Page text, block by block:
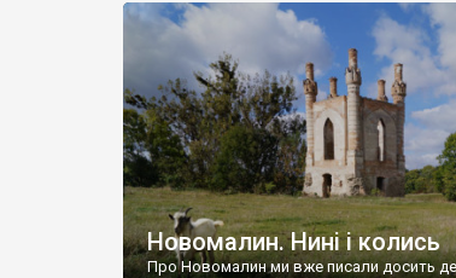
Новомалин. Нині і колись
Про Новомалин ми вже писали досить